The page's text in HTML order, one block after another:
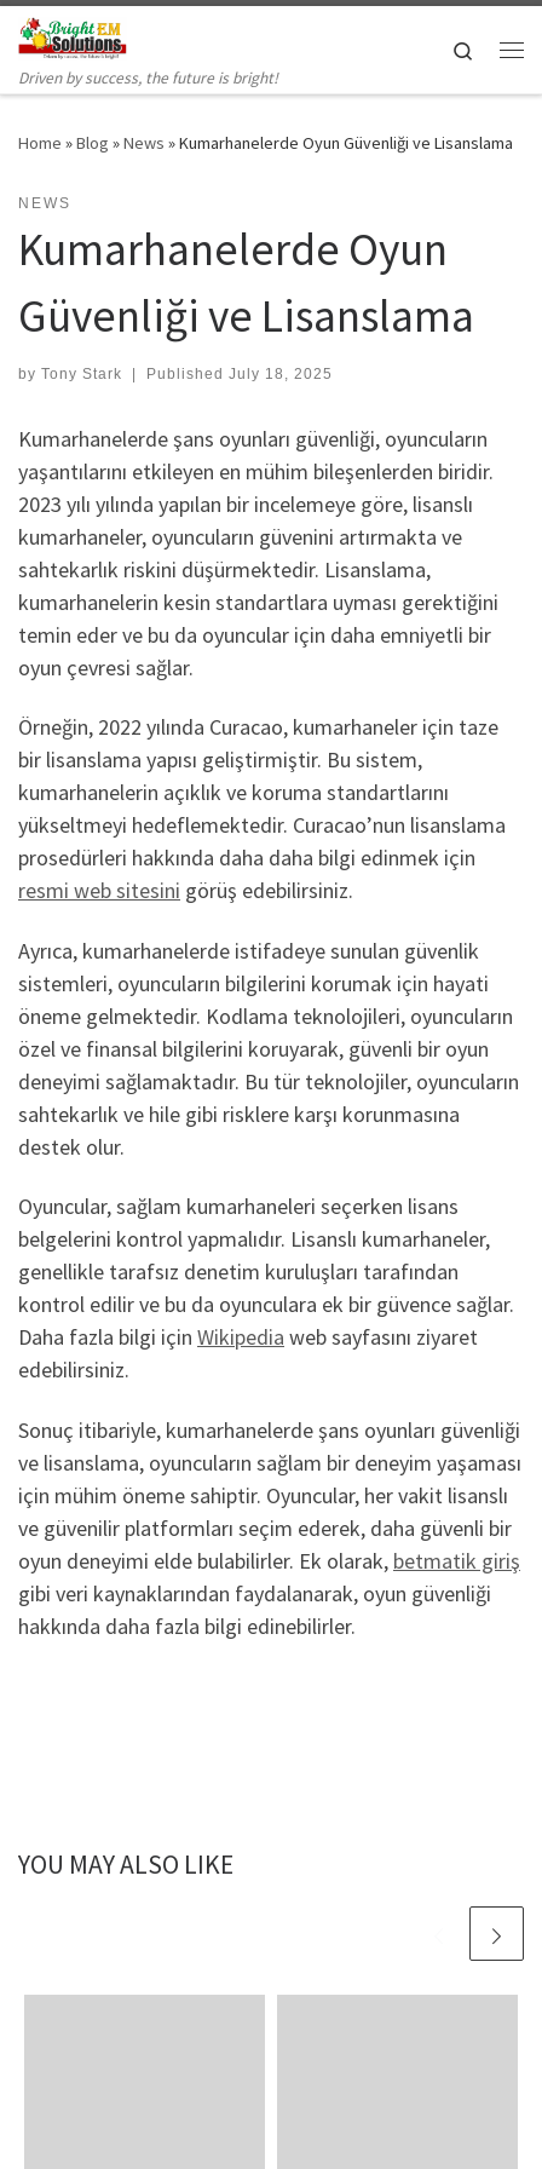
Skip to content
Driven by success, the future is bright!
Search
Home »Blog »News »Kumarhanelerde Oyun Güvenliği ve Lisanslama
NEWS
Kumarhanelerde Oyun
Güvenliği ve Lisanslama
by Tony Stark | Published July 18, 2025
Kumarhanelerde şans oyunları güvenliği, oyuncuların
yaşantılarını etkileyen en mühim bileşenlerden biridir.
2023 yılı yılında yapılan bir incelemeye göre, lisanslı
kumarhaneler, oyuncuların güvenini artırmakta ve
sahtekarlık riskini düşürmektedir. Lisanslama,
kumarhanelerin kesin standartlara uyması gerektiğini
temin eder ve bu da oyuncular için daha emniyetli bir
oyun çevresi sağlar.
Örneğin, 2022 yılında Curacao, kumarhaneler için taze
bir lisanslama yapısı geliştirmiştir. Bu sistem,
kumarhanelerin açıklık ve koruma standartlarını
yükseltmeyi hedeflemektedir. Curacao’nun lisanslama
prosedürleri hakkında daha daha bilgi edinmek için
resmi web sitesini görüş edebilirsiniz.
Ayrıca, kumarhanelerde istifadeye sunulan güvenlik
sistemleri, oyuncuların bilgilerini korumak için hayati
öneme gelmektedir. Kodlama teknolojileri, oyuncuların
özel ve finansal bilgilerini koruyarak, güvenli bir oyun
deneyimi sağlamaktadır. Bu tür teknolojiler, oyuncuların
sahtekarlık ve hile gibi risklere karşı korunmasına
destek olur.
Oyuncular, sağlam kumarhaneleri seçerken lisans
belgelerini kontrol yapmalıdır. Lisanslı kumarhaneler,
genellikle tarafsız denetim kuruluşları tarafından
kontrol edilir ve bu da oyunculara ek bir güvence sağlar.
Daha fazla bilgi için Wikipedia web sayfasını ziyaret
edebilirsiniz.
Sonuç itibariyle, kumarhanelerde şans oyunları güvenliği
ve lisanslama, oyuncuların sağlam bir deneyim yaşaması
için mühim öneme sahiptir. Oyuncular, her vakit lisanslı
ve güvenilir platformları seçim ederek, daha güvenli bir
oyun deneyimi elde bulabilirler. Ek olarak, betmatik giriş
gibi veri kaynaklarından faydalanarak, oyun güvenliği
hakkında daha fazla bilgi edinebilirler.
YOU MAY ALSO LIKE